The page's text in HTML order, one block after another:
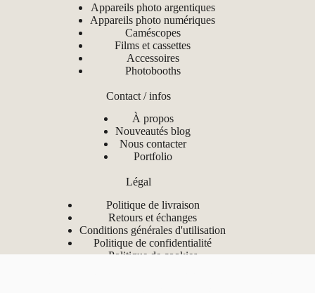
Appareils photo argentiques
Appareils photo numériques
Caméscopes
Films et cassettes
Accessoires
Photobooths
Contact / infos
À propos
Nouveautés blog
Nous contacter
Portfolio
Légal
Politique de livraison
Retours et échanges
Conditions générales d'utilisation
Politique de confidentialité
Politique de cookies